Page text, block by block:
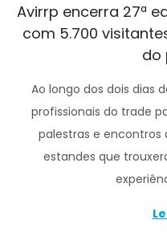
Avirrp encerra 27ª
com 5.700
do
Ao longo dos dois dias
profissionais do trade
palestras e encontros
estandes que